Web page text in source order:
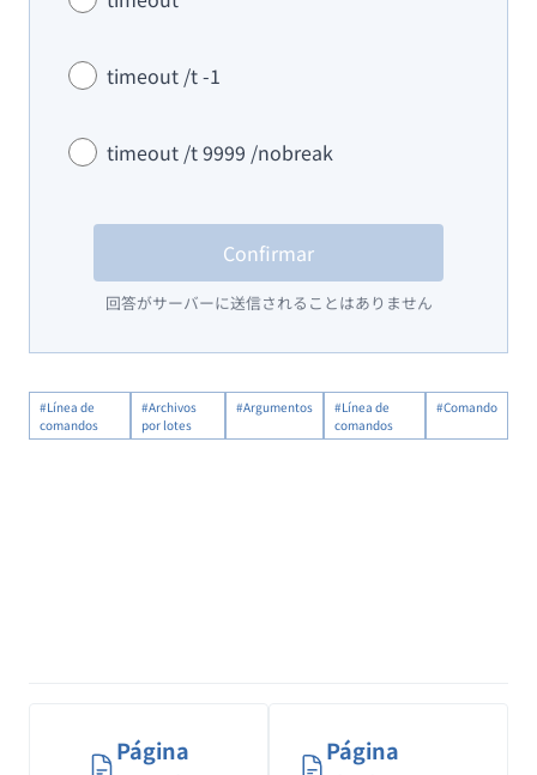
timeout /t -1
timeout /t 9999 /nobreak
Confirmar
回答がサーバーに送信されることはありません
#Línea de
comandos
#Archivos
por lotes
#Argumentos
#Línea de
comandos
#Comando
Página
Página